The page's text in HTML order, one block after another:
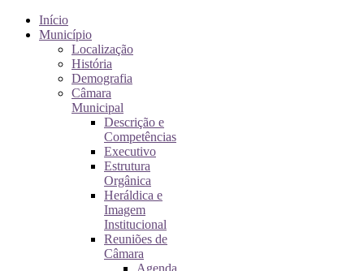
Início
Município
Localização
História
Demografia
Câmara
Municipal
Descrição e
Competências
Executivo
Estrutura
Orgânica
Heráldica e
Imagem
Institucional
Reuniões de
Câmara
Agenda